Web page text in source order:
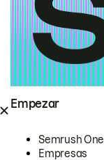
Empezar
Semrush One
Empresas